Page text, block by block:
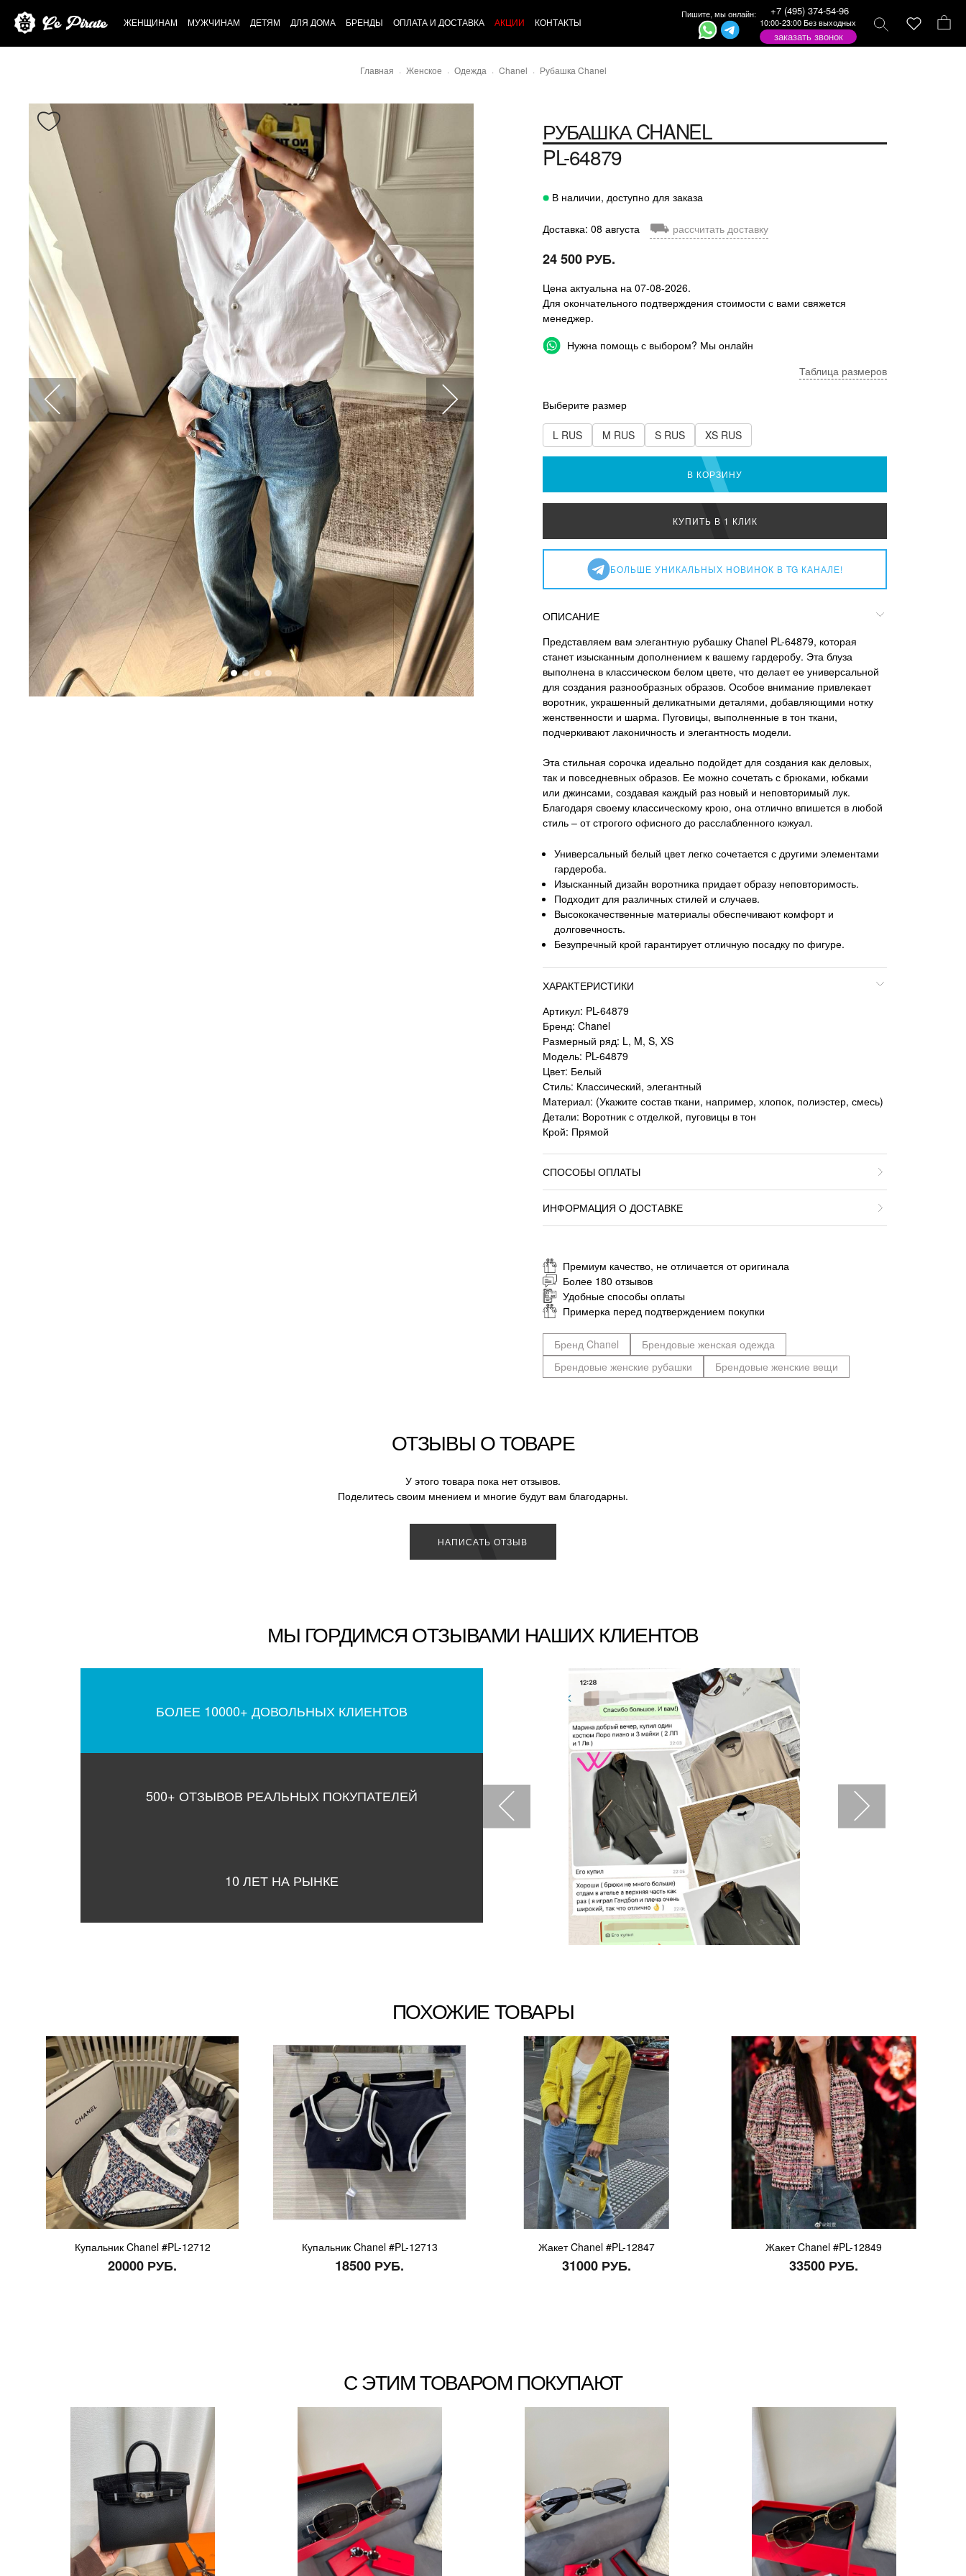
ЖЕНЩИНАМ МУЖЧИНАМ ДЕТЯМ ДЛЯ ДОМА БРЕНДЫ ОПЛАТА И ДОСТАВКА АКЦИИ КОНТАКТЫ
Пишите, мы онлайн: +7 (495) 374-54-96
10:00-23:00 Без выходных
заказать звонок
Главная Женское Одежда Chanel Рубашка Chanel
РУБАШКАCHANEL
PL-64879
В наличии, доступно для заказа
Доставка: 08 августа ⛟ рассчитать доставку
24 500 РУБ.
Цена актуальна на 07-08-2026.
Для окончательного подтверждения стоимости с вами свяжется
менеджер.
Нужна помощь с выбором? Мы онлайн
Таблица размеров
Выберите размер
L RUS M RUS S RUS XS RUS
В КОРЗИНУ
КУПИТЬ В 1 КЛИК
БОЛЬШЕ УНИКАЛЬНЫХ НОВИНОК В TG КАНАЛЕ!
ОПИСАНИЕ
Представляем вам элегантную рубашку Chanel PL-64879, которая
станет изысканным дополнением к вашему гардеробу. Эта блуза
выполнена в классическом белом цвете, что делает ее универсальной
для создания разнообразных образов. Особое внимание привлекает
воротник, украшенный деликатными деталями, добавляющими нотку
женственности и шарма. Пуговицы, выполненные в тон ткани,
подчеркивают лаконичность и элегантность модели.
Эта стильная сорочка идеально подойдет для создания как деловых,
так и повседневных образов. Ее можно сочетать с брюками, юбками
или джинсами, создавая каждый раз новый и неповторимый лук.
Благодаря своему классическому крою, она отлично впишется в любой
стиль – от строгого офисного до расслабленного кэжуал.
Универсальный белый цвет легко сочетается с другими элементами
гардероба.
Изысканный дизайн воротника придает образу неповторимость.
Подходит для различных стилей и случаев.
Высококачественные материалы обеспечивают комфорт и
долговечность.
Безупречный крой гарантирует отличную посадку по фигуре.
ХАРАКТЕРИСТИКИ
Артикул: PL-64879
Бренд: Chanel
Размерный ряд: L, M, S, XS
Модель: PL-64879
Цвет: Белый
Стиль: Классический, элегантный
Материал: (Укажите состав ткани, например, хлопок, полиэстер, смесь)
Детали: Воротник с отделкой, пуговицы в тон
Крой: Прямой
СПОСОБЫ ОПЛАТЫ
ИНФОРМАЦИЯ О ДОСТАВКЕ
Премиум качество, не отличается от оригинала
Более 180 отзывов
Удобные способы оплаты
Примерка перед подтверждением покупки
Бренд Chanel
Брендовые женская одежда
Брендовые женские рубашки
Брендовые женские вещи
ОТЗЫВЫ О ТОВАРЕ
У этого товара пока нет отзывов.
Поделитесь своим мнением и многие будут вам благодарны.
НАПИСАТЬ ОТЗЫВ
МЫ ГОРДИМСЯ ОТЗЫВАМИ НАШИХ КЛИЕНТОВ
БОЛЕЕ 10000+ ДОВОЛЬНЫХ КЛИЕНТОВ
500+ ОТЗЫВОВ РЕАЛЬНЫХ ПОКУПАТЕЛЕЙ
10 ЛЕТ НА РЫНКЕ
ПОХОЖИЕ ТОВАРЫ
Купальник Chanel #PL-12712
20000 РУБ.
Купальник Chanel #PL-12713
18500 РУБ.
Жакет Chanel #PL-12847
31000 РУБ.
Жакет Chanel #PL-12849
33500 РУБ.
С ЭТИМ ТОВАРОМ ПОКУПАЮТ